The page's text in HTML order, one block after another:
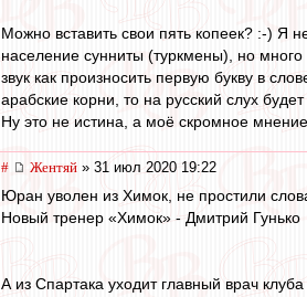
Можно вставить свои пять копеек? :-) Я
население сунниты (туркмены), но
звук как произносить первую букву в
арабские корни, то на русский слух будет
Ну это не истина, а моё скромное мнение.
# Жентяй » 31 июл 2020 19:22
Юран уволен из Химок, не простили
Новый тренер «Химок» - Дмитрий Гунько
А из Спартака уходит главный врач